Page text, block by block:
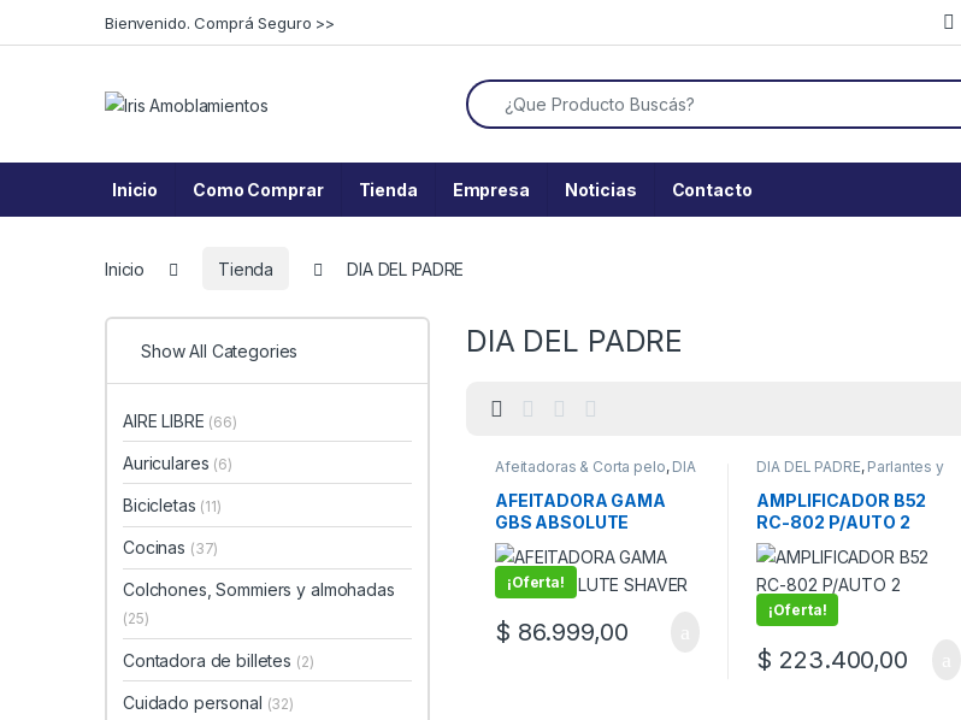
Bienvenido. Comprá Seguro >>
Search for:
Inicio Como Comprar Tienda Empresa Noticias Contacto
Inicio Tienda DIA DEL PADRE
DIA DEL PADRE
Afeitadoras & Corta pelo, DIA
AFEITADORA GAMA
GBS ABSOLUTE
SHAVER
¡Oferta!
$ 86.999,00
DIA DEL PADRE, Parlantes y
AMPLIFICADOR B52
RC-802 P/AUTO 2
CANALES
¡Oferta!
$ 223.400,00
Show All Categories
AIRE LIBRE (66)
Auriculares (6)
Bicicletas (11)
Cocinas (37)
Colchones, Sommiers y almohadas
(25)
Contadora de billetes (2)
Cuidado personal (32)